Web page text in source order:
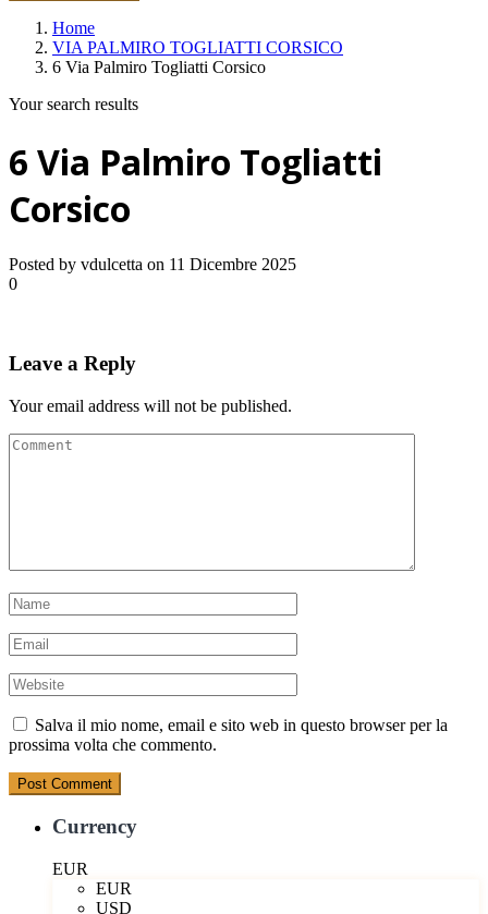
Home
VIA PALMIRO TOGLIATTI CORSICO
6 Via Palmiro Togliatti Corsico
Your search results
6 Via Palmiro Togliatti
Corsico
Posted by vdulcetta on 11 Dicembre 2025
0
Leave a Reply
Your email address will not be published.
Salva il mio nome, email e sito web in questo browser per la
prossima volta che commento.
Currency
EUR
EUR
USD